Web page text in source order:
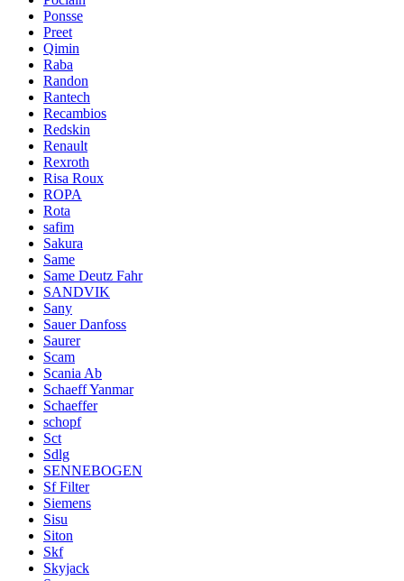
Ponsse
Preet
Qimin
Raba
Randon
Rantech
Recambios
Redskin
Renault
Rexroth
Risa Roux
ROPA
Rota
safim
Sakura
Same
Same Deutz Fahr
SANDVIK
Sany
Sauer Danfoss
Saurer
Scam
Scania Ab
Schaeff Yanmar
Schaeffer
schopf
Sct
Sdlg
SENNEBOGEN
Sf Filter
Siemens
Sisu
Siton
Skf
Skyjack